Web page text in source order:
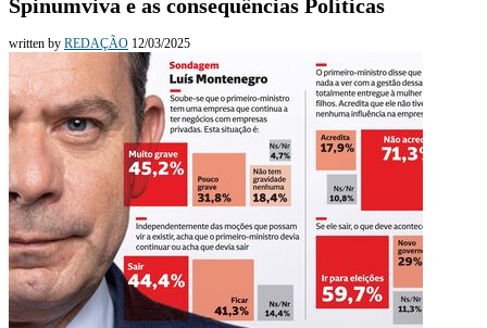
Spinumviva e as consequências Políticas
written by REDAÇÃO 12/03/2025